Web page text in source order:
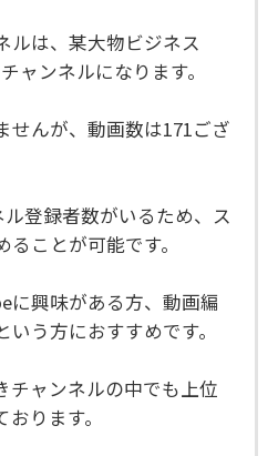
ルは、某大物ビジネス
ャンネルになります。
せんが、動画数は171ござ
登録者数がいるため、ス
ことが可能です。
に興味がある方、動画編
う方におすすめです。
チャンネルの中でも上位
ります。